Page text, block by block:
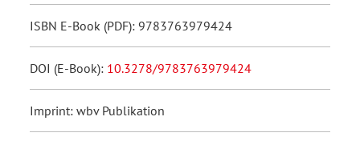
ISBN E-Book (PDF): 9783763979424
DOI (E-Book): 10.3278/9783763979424
Imprint: wbv Publikation